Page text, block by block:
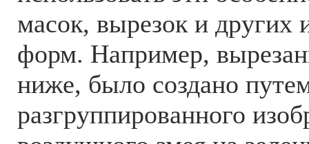
масок, вырезок и других
форм. Например,
ниже, было создано
разгруппированного